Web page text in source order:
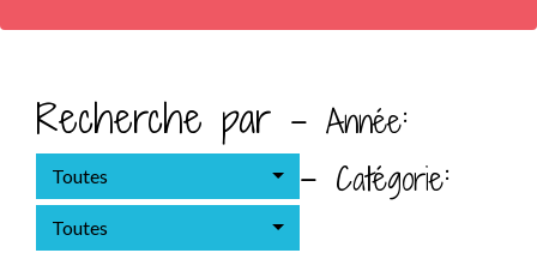
Recherche par - Année:
Toutes - Catégorie:
Toutes